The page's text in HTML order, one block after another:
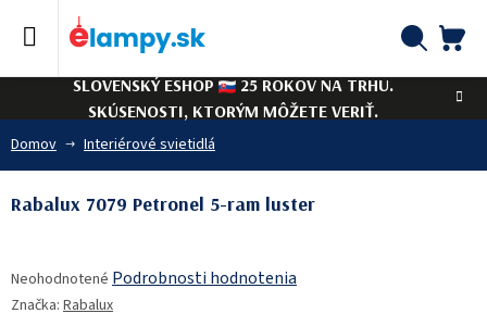
SLOVENSKÝ ESHOP
25 ROKOV NA TRHU.
SKÚSENOSTI, KTORÝM MÔŽETE VERIŤ.
Domov Interiérové svietidlá
Rabalux 7079 Petronel 5-ram luster
hodnotenie
produktu
Neohodnotené Podrobnosti hodnotenia
Značka: Rabalux